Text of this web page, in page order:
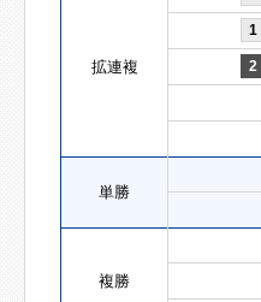
拡連複
1
2
単勝
複勝